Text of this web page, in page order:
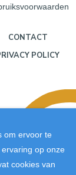
CONTACT
POLICY
om ervoor te
op onze
cookies van